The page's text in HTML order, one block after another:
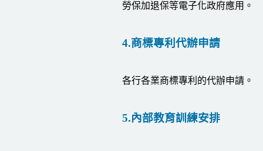
勞保加退保等電子化政府應用。
4.商標專利代辦申請
各行各業商標專利的代辦申請。
5.內部教育訓練安排